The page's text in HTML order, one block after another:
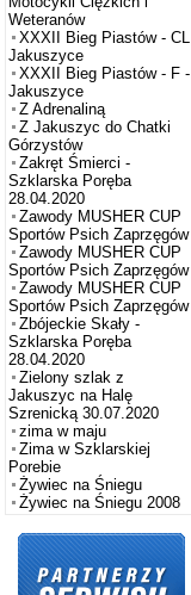
Weteranów
XXXII Bieg Piastów - CL
Jakuszyce
XXXII Bieg Piastów - F -
Jakuszyce
Z Adrenaliną
Z Jakuszyc do Chatki
Górzystów
Zakręt Śmierci -
Szklarska Poręba
28.04.2020
Zawody MUSHER CUP
Sportów Psich Zaprzęgów
Zawody MUSHER CUP
Sportów Psich Zaprzęgów
Zawody MUSHER CUP
Sportów Psich Zaprzęgów
Zbójeckie Skały -
Szklarska Poręba
28.04.2020
Zielony szlak z
Jakuszyc na Halę
Szrenicką 30.07.2020
zima w maju
Zima w Szklarskiej
Porebie
Żywiec na Śniegu
Żywiec na Śniegu 2008